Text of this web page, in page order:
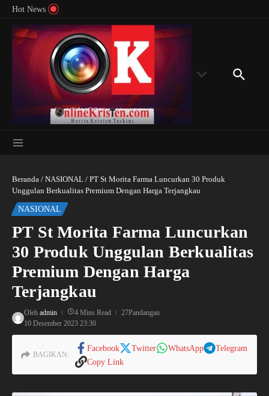
Lewati ke konten
Hot News
Beranda / NASIONAL / PT St Morita Farma Luncurkan 30 Produk
Unggulan Berkualitas Premium Dengan Harga Terjangkau
NASIONAL
PT St Morita Farma Luncurkan
30 Produk Unggulan Berkualitas
Premium Dengan Harga
Terjangkau
Oleh admin 4 Mins Read
27Pandangan
10 Desember 2023 23:30
BAGIKAN:
Facebook Twitter WhatsApp
Telegram
Copy Link